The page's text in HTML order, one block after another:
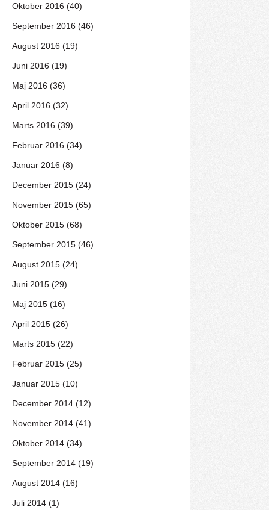
Oktober 2016 (40)
September 2016 (46)
August 2016 (19)
Juni 2016 (19)
Maj 2016 (36)
April 2016 (32)
Marts 2016 (39)
Februar 2016 (34)
Januar 2016 (8)
December 2015 (24)
November 2015 (65)
Oktober 2015 (68)
September 2015 (46)
August 2015 (24)
Juni 2015 (29)
Maj 2015 (16)
April 2015 (26)
Marts 2015 (22)
Februar 2015 (25)
Januar 2015 (10)
December 2014 (12)
November 2014 (41)
Oktober 2014 (34)
September 2014 (19)
August 2014 (16)
Juli 2014 (1)